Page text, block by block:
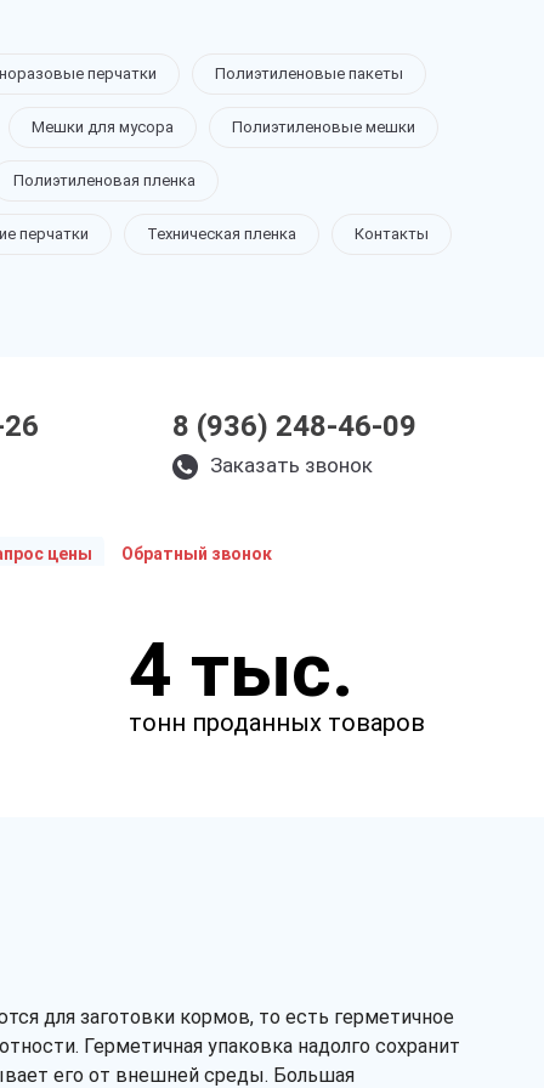
перчатки Полиэтиленовые пакеты
Мешки для мусора Полиэтиленовые мешки
Полиэтиленовая пленка
перчатки Техническая пленка Контакты
8 (936) 248-46-09
Заказать звонок
цены Обратный звонок
Укажите параметры
Чтобы мы смогли рассчитать
стоимость товаров.
4 тыс.
тонн проданных товаров
для заготовки кормов, то есть герметичное
Герметичная упаковка надолго сохранит
его от внешней среды. Большая